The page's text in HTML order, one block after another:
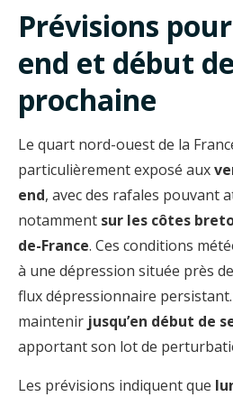
Prévisions
end et début
prochaine
Le quart nord-ouest de la
particulièrement exposé aux
end, avec des rafales pouvant
notamment sur les côtes
de-France. Ces conditions
à une dépression située près
flux dépressionnaire
maintenir jusqu’en début de
apportant son lot de
Les prévisions indiquent que